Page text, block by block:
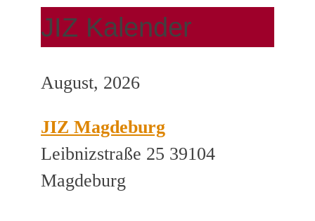
JIZ Kalender
August, 2026
JIZ Magdeburg
Leibnizstraße 25 39104
Magdeburg